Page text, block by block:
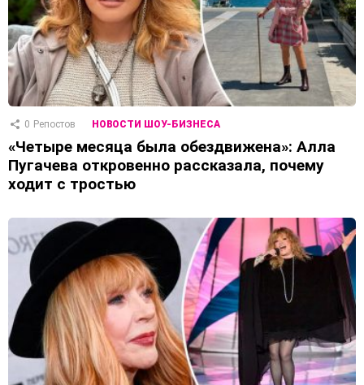
0 Репостов НОВОСТИ ШОУ-БИЗНЕСА
«Четыре месяца была обездвижена»: Алла
Пугачева откровенно рассказала, почему
ходит с тростью